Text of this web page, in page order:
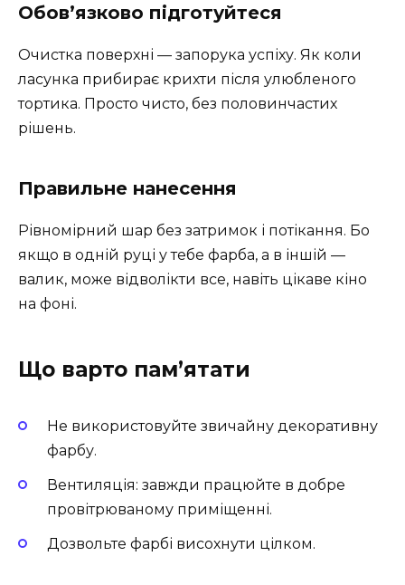
Обов’язково підготуйтеся
Очистка поверхні — запорука успіху. Як коли
ласунка прибирає крихти після улюбленого
тортика. Просто чисто, без половинчастих
рішень.
Правильне нанесення
Рівномірний шар без затримок і потікання. Бо
якщо в одній руці у тебе фарба, а в іншій —
валик, може відволікти все, навіть цікаве кіно
на фоні.
Що варто памʼятати
Не використовуйте звичайну декоративну
фарбу.
Вентиляція: завжди працюйте в добре
провітрюваному приміщенні.
Дозвольте фарбі висохнути цілком.